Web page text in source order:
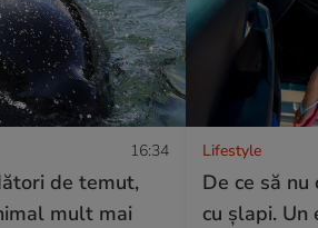
16:34
de temut,
mult mai
Lifestyle
De ce să nu
cu șlapi. Un